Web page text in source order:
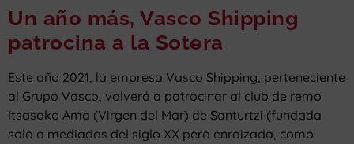
Un año más, Vasco Shipping
patrocina a la Sotera
Este año 2021, la empresa Vasco Shipping, perteneciente
al Grupo Vasco, volverá a patrocinar al club de remo
Itsasoko Ama (Virgen del Mar) de Santurtzi (fundada
solo a mediados del siglo XX pero enraizada, como